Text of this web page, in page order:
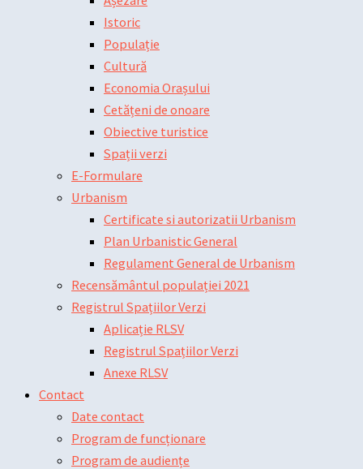
Istoric
Populație
Cultură
Economia Orașului
Cetățeni de onoare
Obiective turistice
Spații verzi
E-Formulare
Urbanism
Certificate si autorizatii Urbanism
Plan Urbanistic General
Regulament General de Urbanism
Recensământul populației 2021
Registrul Spațiilor Verzi
Aplicație RLSV
Registrul Spațiilor Verzi
Anexe RLSV
Contact
Date contact
Program de funcționare
Program de audiențe